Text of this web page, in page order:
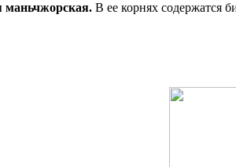
В ее кор­нях содержатся